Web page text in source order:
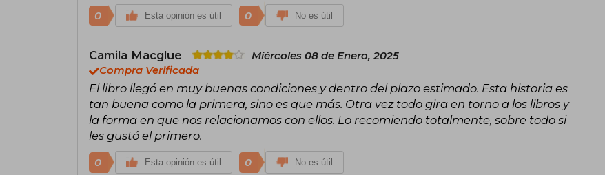
0 Esta opinión es útil 0 No es útil
Camila Macglue
Miércoles 08 de Enero, 2025
Compra Verificada
El libro llegó en muy buenas condiciones y dentro del plazo estimado. Esta historia es
tan buena como la primera, sino es que más. Otra vez todo gira en torno a los libros y
la forma en que nos relacionamos con ellos. Lo recomiendo totalmente, sobre todo si
les gustó el primero.
0 Esta opinión es útil 0 No es útil